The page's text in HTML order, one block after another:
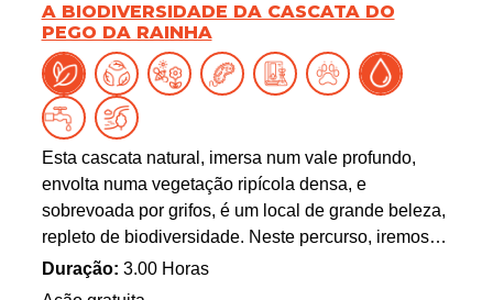
A BIODIVERSIDADE DA CASCATA DO
PEGO DA RAINHA
Esta cascata natural, imersa num vale profundo,
envolta numa vegetação ripícola densa, e
sobrevoada por grifos, é um local de grande beleza,
repleto de biodiversidade. Neste percurso, iremos
descobrir mais sobre a vegetação e a fauna local.
Com recurso a lupas binoculares, vamos observar
Duração: 3.00 Horas